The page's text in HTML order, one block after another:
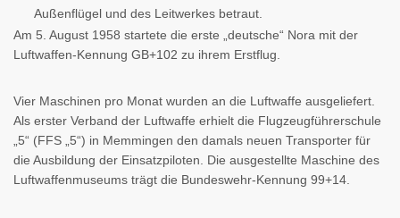
Außenflügel und des Leitwerkes betraut.
Am 5. August 1958 startete die erste „deutsche“ Nora mit der
Luftwaffen-Kennung GB+102 zu ihrem Erstflug.
Vier Maschinen pro Monat wurden an die Luftwaffe ausgeliefert.
Als erster Verband der Luftwaffe erhielt die Flugzeugführerschule
„5“ (FFS „5“) in Memmingen den damals neuen Transporter für
die Ausbildung der Einsatzpiloten. Die ausgestellte Maschine des
Luftwaffenmuseums trägt die Bundeswehr-Kennung 99+14.